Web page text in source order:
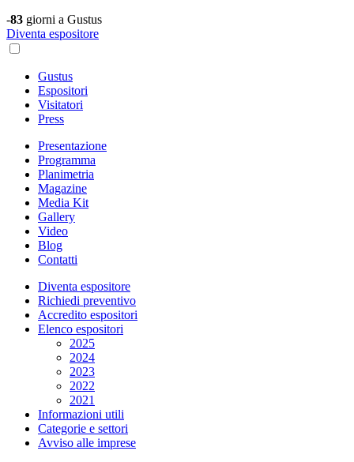
-83 giorni a Gustus
Diventa espositore
Gustus
Espositori
Visitatori
Press
Presentazione
Programma
Planimetria
Magazine
Media Kit
Gallery
Video
Blog
Contatti
Diventa espositore
Richiedi preventivo
Accredito espositori
Elenco espositori
2025
2024
2023
2022
2021
Informazioni utili
Categorie e settori
Avviso alle imprese